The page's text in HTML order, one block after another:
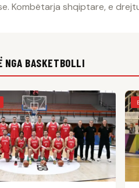
Kombëtarja shqiptare, e
NGA BASKETBOLLI